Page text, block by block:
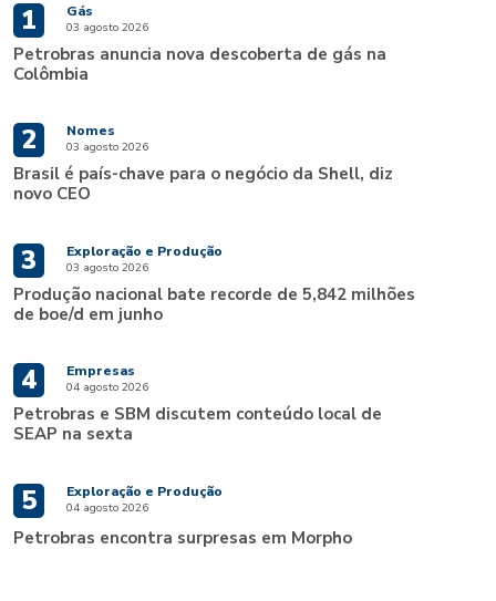
1 Gás
03 agosto 2026
Petrobras anuncia nova descoberta de gás na
Colômbia
2 Nomes
03 agosto 2026
Brasil é país-chave para o negócio da Shell, diz
novo CEO
3 Exploração e Produção
03 agosto 2026
Produção nacional bate recorde de 5,842 milhões
de boe/d em junho
4 Empresas
04 agosto 2026
Petrobras e SBM discutem conteúdo local de
SEAP na sexta
5 Exploração e Produção
04 agosto 2026
Petrobras encontra surpresas em Morpho